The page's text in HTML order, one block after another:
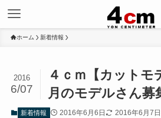
ホーム 新着情報
４ｃｍ【カットモ
月のモデルさん募
2016
6/07
新着情報 2016年6月6日 2016年6月7日